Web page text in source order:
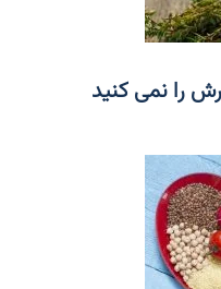
را نمی کنید